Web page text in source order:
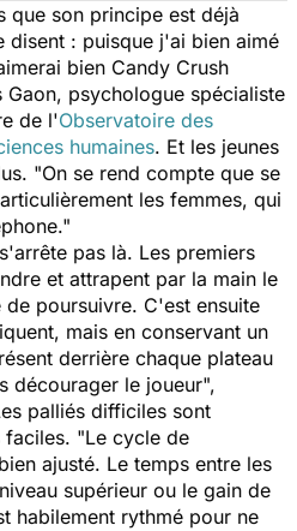
que son principe est déjà
disent : puisque j'ai bien aimé
bien Candy Crush
psychologue spécialiste
de l'Observatoire des
humaines. Et les jeunes
"On se rend compte que se
les femmes, qui
pas là. Les premiers
et attrapent par la main le
poursuivre. C'est ensuite
mais en conservant un
derrière chaque plateau
décourager le joueur",
palliés difficiles sont
faciles. "Le cycle de
ajusté. Le temps entre les
supérieur ou le gain de
habilement rythmé pour ne